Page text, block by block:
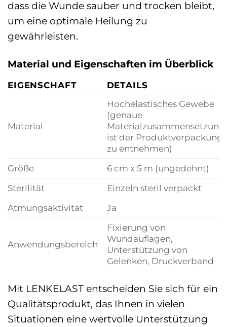
dass die Wunde sauber und trocken bleibt,
um eine optimale Heilung zu
gewährleisten.
Material und Eigenschaften im Überblick
EIGENSCHAFT DETAILS
Material
Hochelastisches Gewebe
(genaue
Materialzusammensetzung
ist der Produktverpackung
zu entnehmen)
Größe
6 cm x 5 m (ungedehnt)
Sterilität
Einzeln steril verpackt
Atmungsaktivität
Ja
Anwendungsbereich
Fixierung von
Wundauflagen,
Unterstützung von
Gelenken, Druckverband
Mit LENKELAST entscheiden Sie sich für ein
Qualitätsprodukt, das Ihnen in vielen
Situationen eine wertvolle Unterstützung